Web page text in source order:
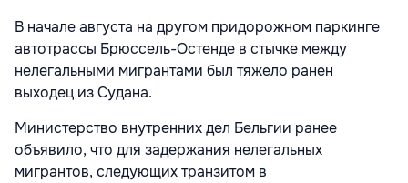
В начале августа на другом придорожном паркинге
автотрассы Брюссель-Остенде в стычке между
нелегальными мигрантами был тяжело ранен
выходец из Судана.
Министерство внутренних дел Бельгии ранее
объявило, что для задержания нелегальных
мигрантов, следующих транзитом в